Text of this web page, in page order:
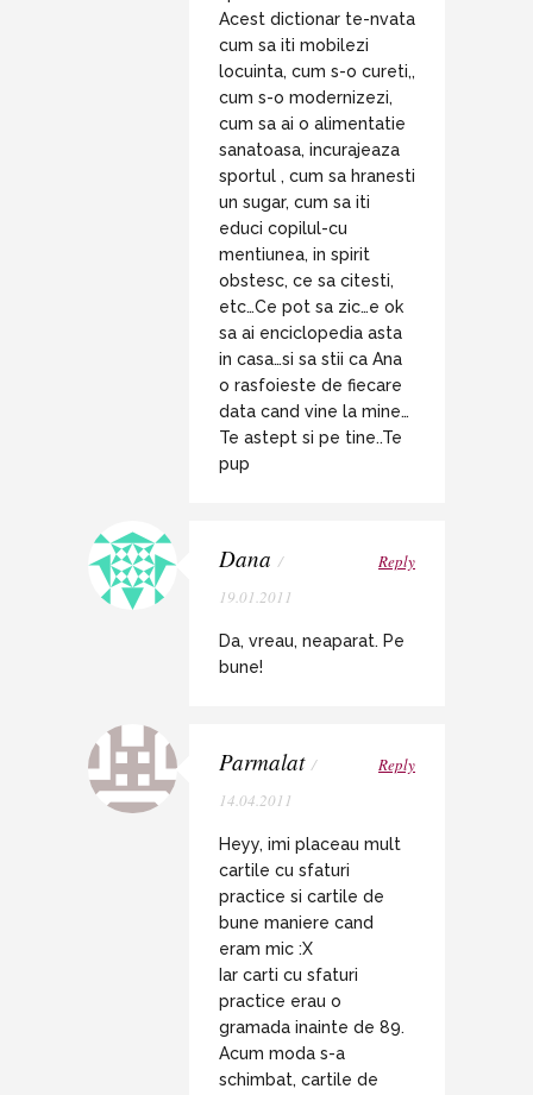
Acest dictionar te-nvata
cum sa iti mobilezi
locuinta, cum s-o cureti,,
cum s-o modernizezi,
cum sa ai o alimentatie
sanatoasa, incurajeaza
sportul , cum sa hranesti
un sugar, cum sa iti
educi copilul-cu
mentiunea, in spirit
obstesc, ce sa citesti,
etc…Ce pot sa zic…e ok
sa ai enciclopedia asta
in casa…si sa stii ca Ana
o rasfoieste de fiecare
data cand vine la mine…
Te astept si pe tine..Te
pup
Dana /
19.01.2011
Reply
Da, vreau, neaparat. Pe
bune!
Parmalat /
14.04.2011
Reply
Heyy, imi placeau mult
cartile cu sfaturi
practice si cartile de
bune maniere cand
eram mic :X
Iar carti cu sfaturi
practice erau o
gramada inainte de 89.
Acum moda s-a
schimbat, cartile de